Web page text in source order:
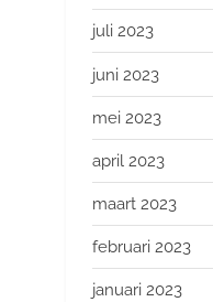
juli 2023
juni 2023
mei 2023
april 2023
maart 2023
februari 2023
januari 2023